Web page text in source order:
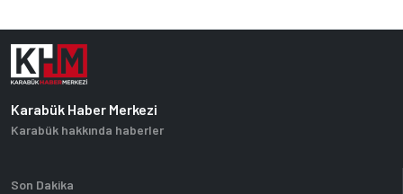
Karabük Haber Merkezi
Karabük hakkında haberler
Son Dakika